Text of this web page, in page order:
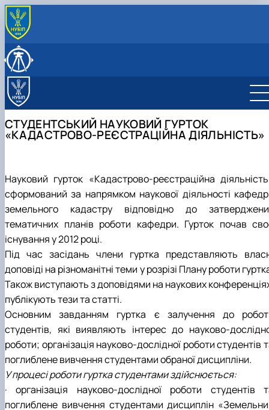
ПРО КАФЕДРУ
Робочі програми
Силабуси
Електронне освітнє середовище
Навчальні лабораторії (матеріально-технічне
забезпечення)
Практичне навчання
ОС "Магістр"
Студентський науковий гурток «Кадастрово-
реєстраційна діяльність»
Загальна інформація
План роботи
Звіт
Відзнаки
СКЛАД КАФЕДРИ
Колектив кафедри
Графік перебування НПП
Графік проведення консультацій
МІЖНАРОДНА ДІЯЛЬНІСТЬ
СТУДЕНТСЬКИЙ НАУКОВИЙ ГУРТОК
«КАДАСТРОВО-РЕЄСТРАЦІЙНА ДІЯЛЬНІСТЬ»
Науковий гурток «Кадастрово-реєстраційна
сформований за напрямком наукової діяльності
земельного кадастру відповідно до
тематичних планів роботи кафедри. Гурток почав
існування у 2012 році.
Під час засідань члени гуртка представляють
доповіді на різноманітні теми у розрізі Плану роботи
Також виступають з доповідями на наукових
публікують тези та статті.
Основним завданням гуртка є залучення до
студентів, які виявляють інтерес до науково-
роботи; організація науково-дослідної роботи студентів
поглиблене вивчення студентами обраної дисципліни.
У процесі роботи гуртка студентами здійснюється:
· організація науково-дослідної роботи студентів
поглиблене вивчення студентами дисциплін